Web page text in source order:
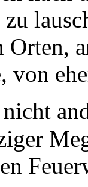
Orten,
von
nicht